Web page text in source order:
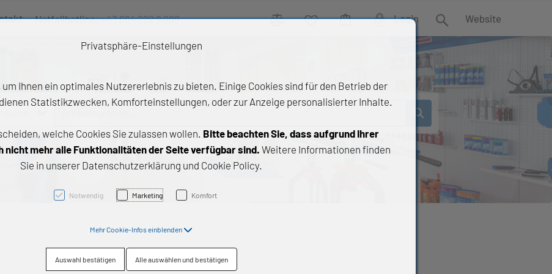
Notfallhotline:+43 664 222 9 888 VergleichWunschlisteWarenkorb Login Suche Website
Produkte
und Gleitlager
Produkte
Privatsphäre-Einstellungen
Ihnen ein optimales Nutzererlebnis zu bieten. Einige Cookies sind für den Betrieb der
Statistikzwecken, Komforteinstellungen, oder zur Anzeige personalisierter Inhalte.
welche Cookies Sie zulassen wollen. Bitte beachten Sie, dass aufgrund Ihrer
nicht mehr alle Funktionalitäten der Seite verfügbar sind. Weitere Informationen finden
Sie in unserer Datenschutzerklärung und Cookie Policy.
Notwendig Marketing Komfort
Mehr Cookie-Infos einblenden
Auswahl bestätigen Alle auswählen und bestätigen